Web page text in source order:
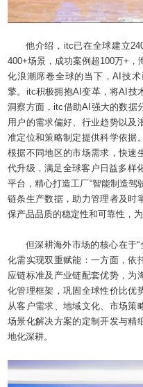
他介绍，itc已在全球建立
400+场景，成功案例超100万+
化浪潮席卷全球的当下，AI技
擎。itc积极拥抱AI变革，将AI技
洞察方面，itc借助AI强大的数据
用户的需求偏好、行业趋势以及
准定位和策略制定提供科学依据
根据不同地区的市场需求，快速
代升级，满足全球客户日益多样
平台，精心打造工厂“智能制造驾
链条生产数据，助力管理者及时
保产品品质的稳定性和可靠性，
但深耕海外市场的核心在于
化需实现双重赋能：一方面，依
应链标准及产业链配套优势，为
化管理框架，巩固全球性价比优
从客户需求、地域文化、市场策
场景化解决方案的定制开发与精
地化深耕。